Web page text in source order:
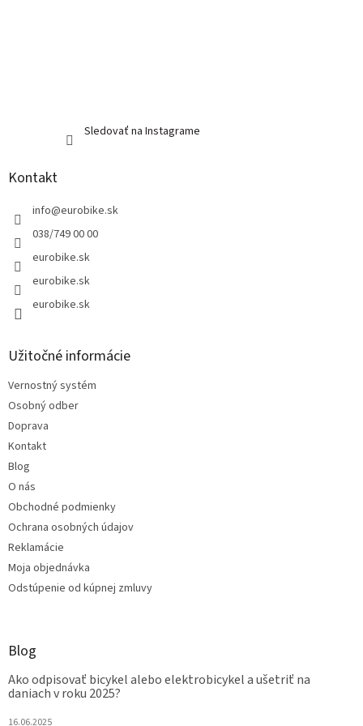
Sledovať na Instagrame
Kontakt
info@eurobike.sk
038/749 00 00
eurobike.sk
eurobike.sk
eurobike.sk
Užitočné informácie
Vernostný systém
Osobný odber
Doprava
Kontakt
Blog
O nás
Obchodné podmienky
Ochrana osobných údajov
Reklamácie
Moja objednávka
Odstúpenie od kúpnej zmluvy
Blog
Ako odpisovať bicykel alebo elektrobicykel a ušetriť na
daniach v roku 2025?
16.06.2025